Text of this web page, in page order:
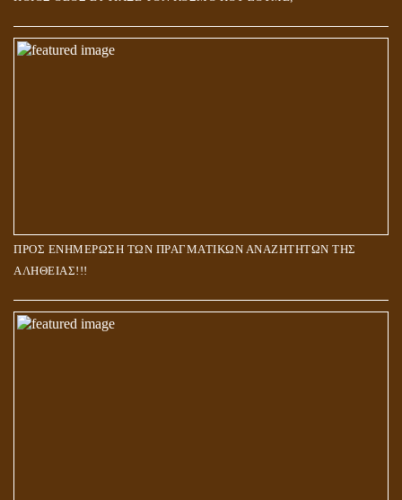
ΠΡΟΣ ΕΝΗΜΕΡΩΣΗ ΤΩΝ ΠΡΑΓΜΑΤΙΚΩΝ ΑΝΑΖΗΤΗΤΩΝ ΤΗΣ
ΑΛΗΘΕΙΑΣ!!!